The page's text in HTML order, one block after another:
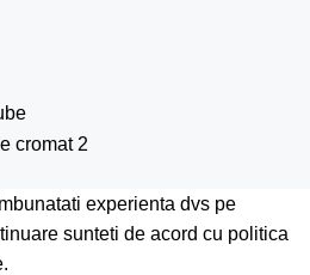
experienta dvs pe
sunteti de acord cu politica